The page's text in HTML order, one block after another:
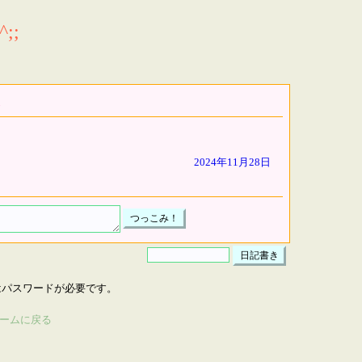
2024年11月28日
スワードが必要です。
ムに戻る